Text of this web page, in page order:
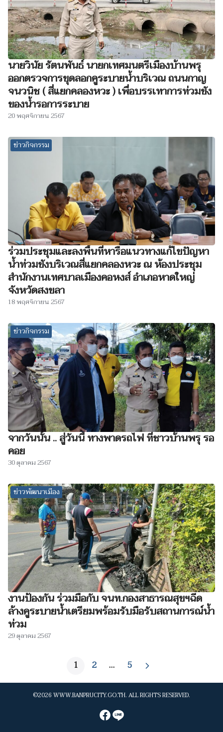
นายวินัย รัตนพันธ์ นายกเทศมนตรีเมืองบ้านพรุ
ออกตรวจการขุดลอกคูระบายน้ำบริเวณ ถนนกาญ
จนวนิช ( สี่แยกคลองหวะ ) เพื่อบรรเทาการท่วมขัง
ของน้ำรอการระบาย
20 พฤศจิกายน 2567
ข่าวกิจกรรม
ร่วมประชุมและลงพื้นที่หารือแนวทางแก้ไขปัญหา
น้ำท่วมขังบริเวณสี่แยกคลองหวะ ณ ห้องประชุม
สำนักงานเทศบาลเมืองคอหงส์ อำเภอหาดใหญ่
จังหวัดสงขลา
18 พฤศจิกายน 2567
ข่าวกิจกรรม
จากวันนั้น .. สู่วันนี้ ทางพาดรถไฟ ที่ชาวบ้านพรุ รอ
คอย
30 ตุลาคม 2567
ข่าวพัฒนาเมือง
งานป้องกัน ร่วมมือกับ จนท.กองสาธารณสุขฯฉีด
ล้างคูระบายน้ำเตรียมพร้อมรับมือรับสถานการณ์น้ำ
ท่วม
29 ตุลาคม 2567
1 2 … 5
©2026 WWW.BANPRUCITY.GO.TH. ALL RIGHTS RESERVED.